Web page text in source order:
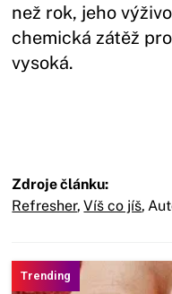
než rok, jeho
chemická zátěž
vysoká.
Zdroje článku:
Refresher, Víš co jíš,